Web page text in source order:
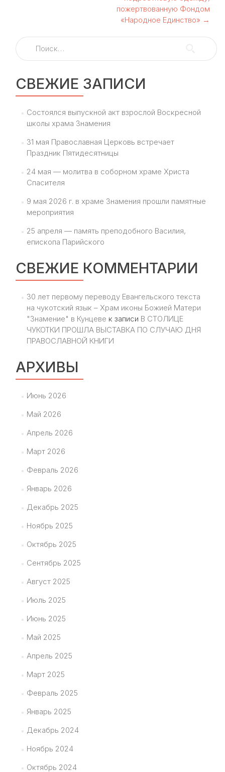
пожертвованную Фондом
«Народное Единство» →
Найти:
СВЕЖИЕ ЗАПИСИ
Состоялся выпускной акт взрослой Воскресной
школы храма Знамения
31 мая Православная Церковь встречает
Праздник Пятидесятницы
24 мая — молитва в соборном храме Христа
Спасителя
9 мая 2026 г. в храме Знамения прошли памятные
мероприятия
25 апреля — память преподобного Василия,
епископа Парийского
СВЕЖИЕ КОММЕНТАРИИ
30 лет первому переводу Евангельского текста
на чукотский язык – Храм иконы Божией Матери
"Знамение" в Кунцеве к записи В СТОЛИЦЕ
ЧУКОТКИ ПРОШЛА ВЫСТАВКА ПО СЛУЧАЮ ДНЯ
ПРАВОСЛАВНОЙ КНИГИ
АРХИВЫ
Июнь 2026
Май 2026
Апрель 2026
Март 2026
Февраль 2026
Январь 2026
Декабрь 2025
Ноябрь 2025
Октябрь 2025
Сентябрь 2025
Август 2025
Июль 2025
Июнь 2025
Май 2025
Апрель 2025
Март 2025
Февраль 2025
Январь 2025
Декабрь 2024
Ноябрь 2024
Октябрь 2024